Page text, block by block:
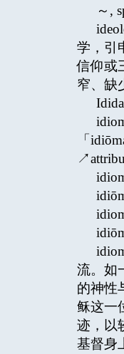
～,
学，引
信仰或
窄、缺
「
流。如
的神性
稣这一
迹，以
基督身